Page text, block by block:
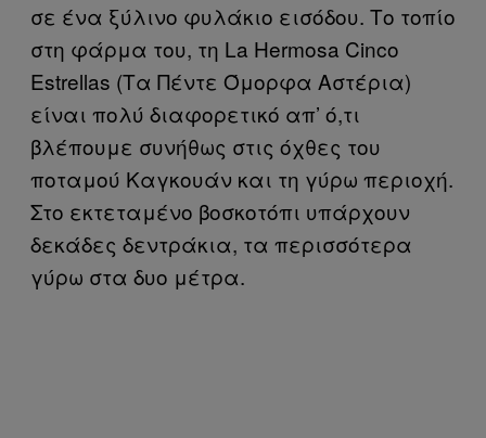
σε ένα ξύλινο φυλάκιο εισόδου. Το τοπίο
στη φάρμα του, τη La Hermosa Cinco
Estrellas (Τα Πέντε Όμορφα Αστέρια)
είναι πολύ διαφορετικό απ’ ό,τι
βλέπουμε συνήθως στις όχθες του
ποταμού Καγκουάν και τη γύρω περιοχή.
Στο εκτεταμένο βοσκοτόπι υπάρχουν
δεκάδες δεντράκια, τα περισσότερα
γύρω στα δυο μέτρα.